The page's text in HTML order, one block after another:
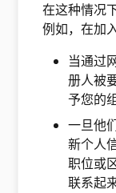
在这种情况
例如，在加
当通过
册人被
予您的
一旦他
新个人
职位或
联系起